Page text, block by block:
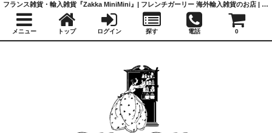
フランス雑貨・輸入雑貨『Zakka MiniMini』| フレンチガーリー 海外輸入雑貨のお店 | かわいい雑貨 | 蚤の市 | アンティーク
メニュー トップ ログイン 探す 電話 0